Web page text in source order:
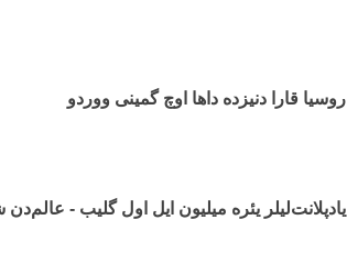
روسیا قارا دنیزده داها اوچ گمینی ووردو
یادپلانت‌لیلر یئره میلیون ایل اول گلیب -